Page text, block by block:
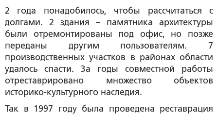
2 года понадобилось, чтобы рассчитаться с
долгами. 2 здания – памятника архитектуры
были отремонтированы под офис, но позже
переданы другим пользователям. 7
производственных участков в районах области
удалось спасти. За годы совместной работы
отреставрировано множество объектов
историко-культурного наследия.
Так в 1997 году была проведена реставрация